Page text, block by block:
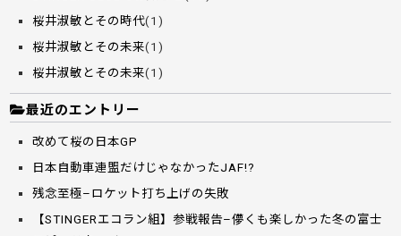
桜井淑敏とその時代(1)
桜井淑敏とその未来(1)
桜井淑敏とその未来(1)
最近のエントリー
改めて桜の日本GP
日本自動車連盟だけじゃなかったJAF!?
残念至極–ロケット打ち上げの失敗
【STINGERエコラン組】参戦報告–儚くも楽しかった冬の富士